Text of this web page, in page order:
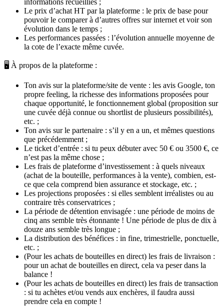
Le prix d’achat HT par la plateforme : le prix de base pour
pouvoir le comparer à d’autres offres sur internet et voir son
évolution dans le temps ;
Les performances passées : l’évolution annuelle moyenne de
la cote de l’exacte même cuvée.
🖥️ À propos de la plateforme :
Ton avis sur la plateforme/site de vente : les avis Google, ton
propre feeling, la richesse des informations proposées pour
chaque opportunité, le fonctionnement global (proposition sur
une cuvée déjà connue ou shortlist de plusieurs possibilités),
etc. ;
Ton avis sur le partenaire : s’il y en a un, et mêmes questions
que précédemment ;
Le ticket d’entrée : si tu peux débuter avec 50 € ou 3500 €, ce
n’est pas la même chose ;
Les frais de plateforme d’investissement : à quels niveaux
(achat de la bouteille, performances à la vente), combien, est-
ce que cela comprend bien assurance et stockage, etc. ;
Les projections proposées : si elles semblent irréalistes ou au
contraire très conservatrices ;
La période de détention envisagée : une période de moins de
cinq ans semble très étonnante ! Une période de plus de dix à
douze ans semble très longue ;
La distribution des bénéfices : in fine, trimestrielle, ponctuelle,
etc. ;
(Pour les achats de bouteilles en direct) les frais de livraison :
pour un achat de bouteilles en direct, cela va peser dans la
balance !
(Pour les achats de bouteilles en direct) les frais de transaction
: si tu achètes et/ou vends aux enchères, il faudra aussi
prendre cela en compte !